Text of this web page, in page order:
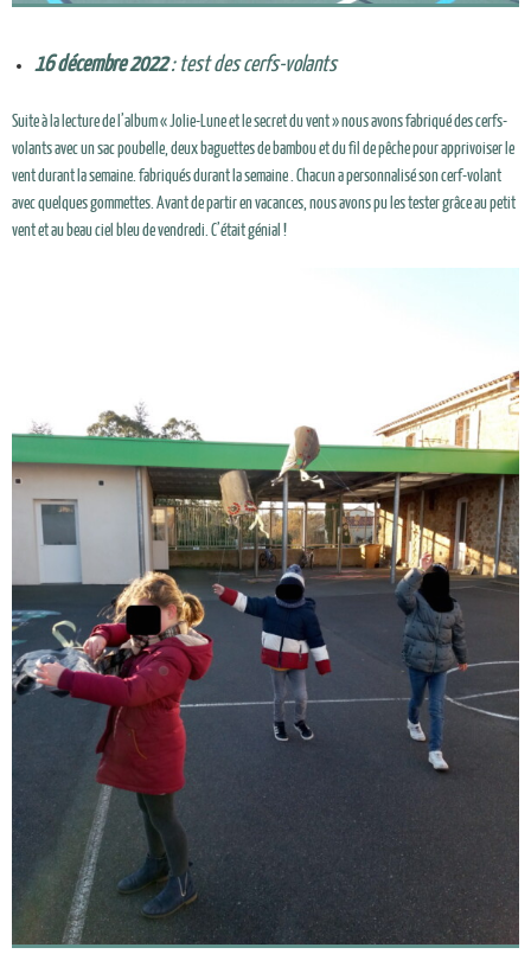
16 décembre 2022: test des cerfs-volants
Suite à la lecture de l’album « Jolie-Lune et le secret du vent » nous avons fabriqué des cerfs-
volants avec un sac poubelle, deux baguettes de bambou et du fil de pêche pour apprivoiser le
vent durant la semaine. fabriqués durant la semaine . Chacun a personnalisé son cerf-volant
avec quelques gommettes. Avant de partir en vacances, nous avons pu les tester grâce au petit
vent et au beau ciel bleu de vendredi. C’était génial !